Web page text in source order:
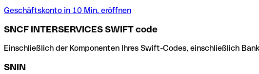
Geschäftskonto in 10 Min. eröffnen
SNCF INTERSERVICES SWIFT code
Einschließlich der Komponenten Ihres Swift-Codes, einschließlich
SNIN